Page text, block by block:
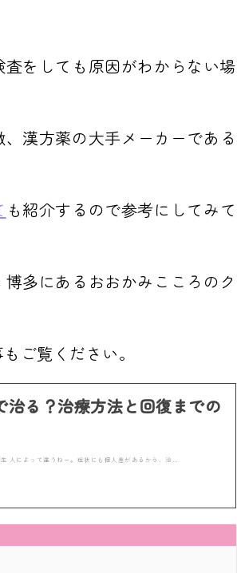
をしても原因がわからない場
、漢方薬の大手メーカーである
も紹介するので参考にしてみて
多にあるおおかみこころのク
ご覧ください。
治る？治療方法と回復までの
人によって違うねー。症状にも個人差があるから、治…